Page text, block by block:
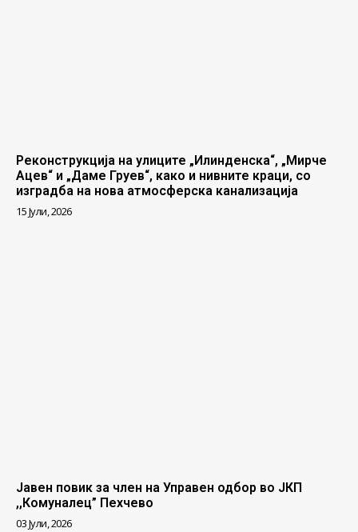
Реконструкција на улиците „Илинденска“, „Мирче
Ацев“ и „Даме Груев“, како и нивните краци, со
изградба на нова атмосферска канализација
15 Јули, 2026
Јавен повик за член на Управен одбор во ЈКП
,,Комуналец” Пехчево
03 Јули, 2026